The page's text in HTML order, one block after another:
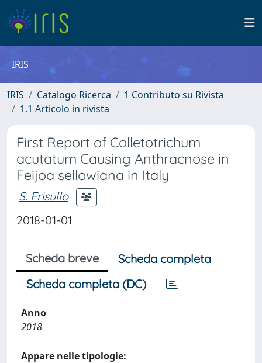
IRIS
IRIS Catalogo Ricerca
1 Contributo su Rivista
1.1 Articolo in rivista
First Report of Colletotrichum
acutatum Causing Anthracnose in
Feijoa sellowiana in Italy
S. Frisullo
2018-01-01
Scheda breve
Scheda completa
Scheda completa (DC)
Anno
2018
Appare nelle tipologie: